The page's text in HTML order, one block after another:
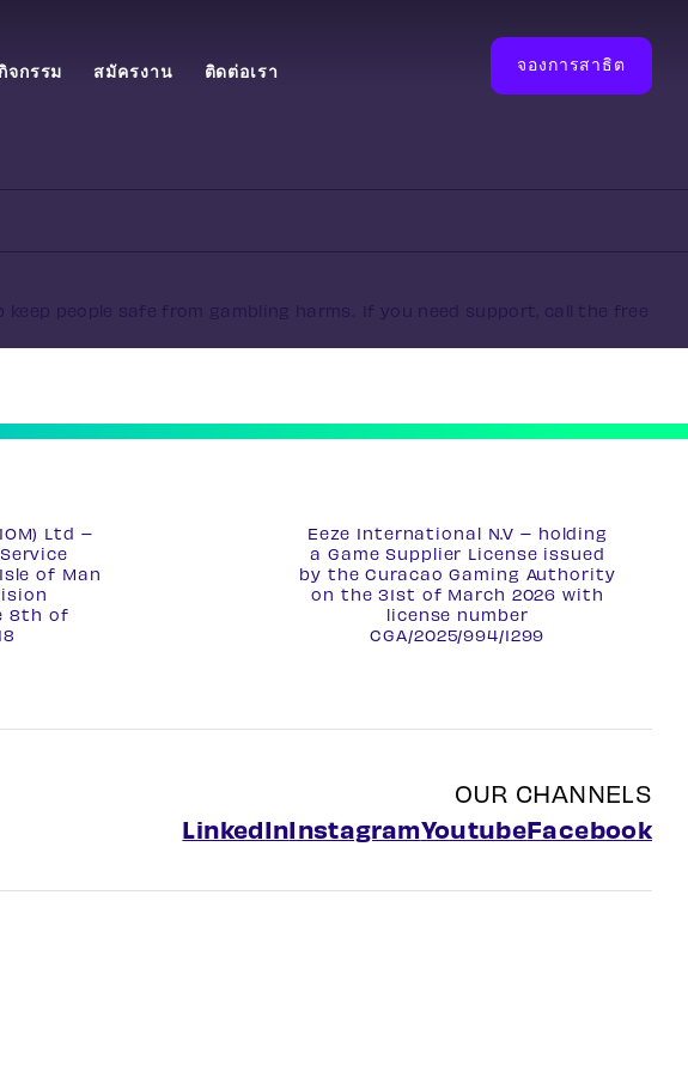
จกรรม สมัครงาน ติดต่อเรา จองการสาธิต
people safe from gambling harms. If you need support, call the free
Ltd –
of Man
8th of
Eeze International N.V – holding
a Game Supplier License issued
by the Curacao Gaming Authority
on the 31st of March 2026 with
license number
CGA/2025/994/1299
OUR CHANNELS
LinkedInInstagramYoutubeFacebook